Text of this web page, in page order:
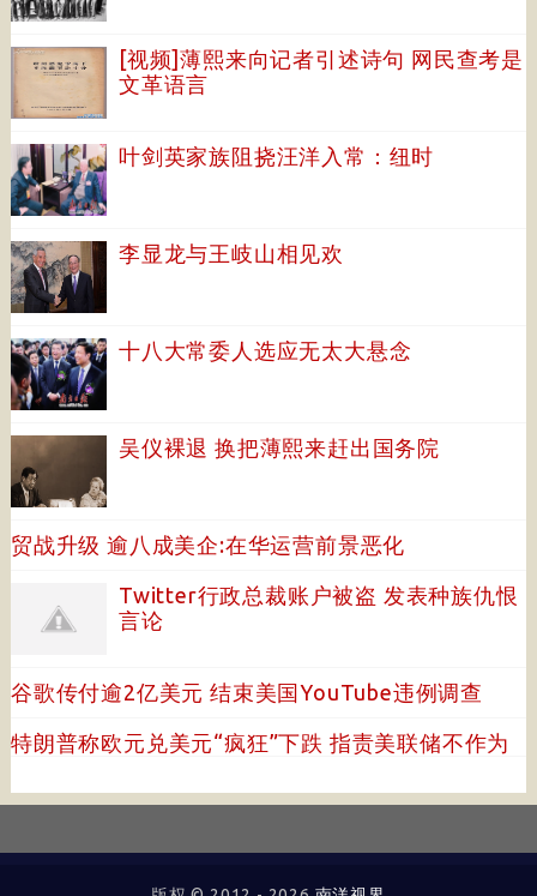
[视频]薄熙来向记者引述诗句 网民查考是
文革语言
叶剑英家族阻挠汪洋入常：纽时
李显龙与王岐山相见欢
十八大常委人选应无太大悬念
吴仪裸退 换把薄熙来赶出国务院
贸战升级 逾八成美企:在华运营前景恶化
Twitter行政总裁账户被盗 发表种族仇恨
言论
谷歌传付逾2亿美元 结束美国YouTube违例调查
特朗普称欧元兑美元“疯狂”下跌 指责美联储不作为